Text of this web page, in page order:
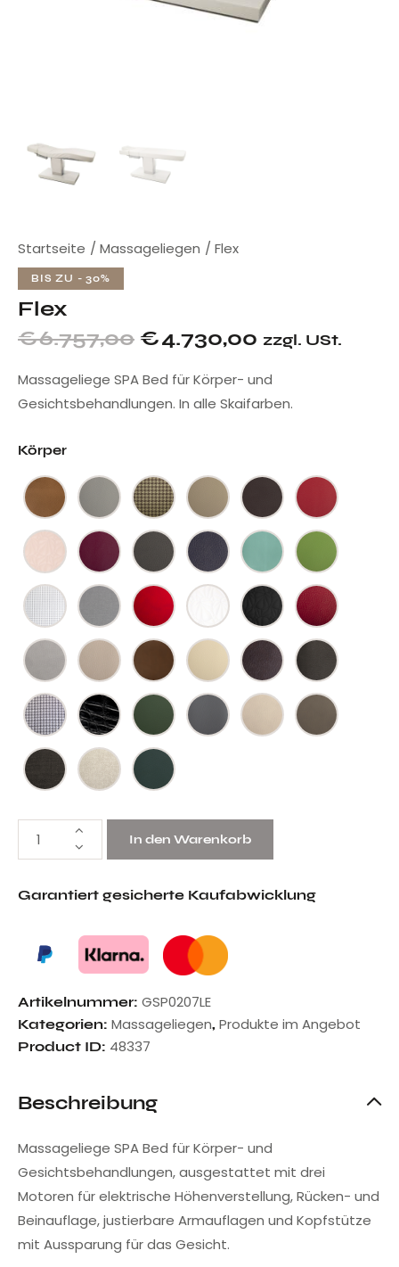
Startseite Massageliegen Flex
BIS ZU - 30%
Flex
€6.757,00 €4.730,00 zzgl. USt.
Massageliege SPA Bed für Körper- und
Gesichtsbehandlungen. In alle Skaifarben.
Körper
In den Warenkorb
Garantiert gesicherte Kaufabwicklung
Artikelnummer: GSP0207LE
Kategorien: Massageliegen, Produkte im Angebot
Product ID: 48337
Beschreibung
Massageliege SPA Bed für Körper- und
Gesichtsbehandlungen, ausgestattet mit drei
Motoren für elektrische Höhenverstellung, Rücken- und
Beinauflage, justierbare Armauflagen und Kopfstütze
mit Aussparung für das Gesicht.